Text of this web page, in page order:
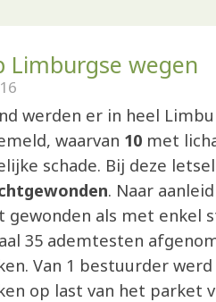
Limburgse wegen
werden er in heel
waarvan 10 met
schade. Bij deze
. Naar
gewonden als met enkel
35 ademtesten
Van 1 bestuurder
op last van het parket